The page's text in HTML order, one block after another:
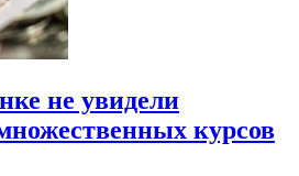
не увидели
курсов